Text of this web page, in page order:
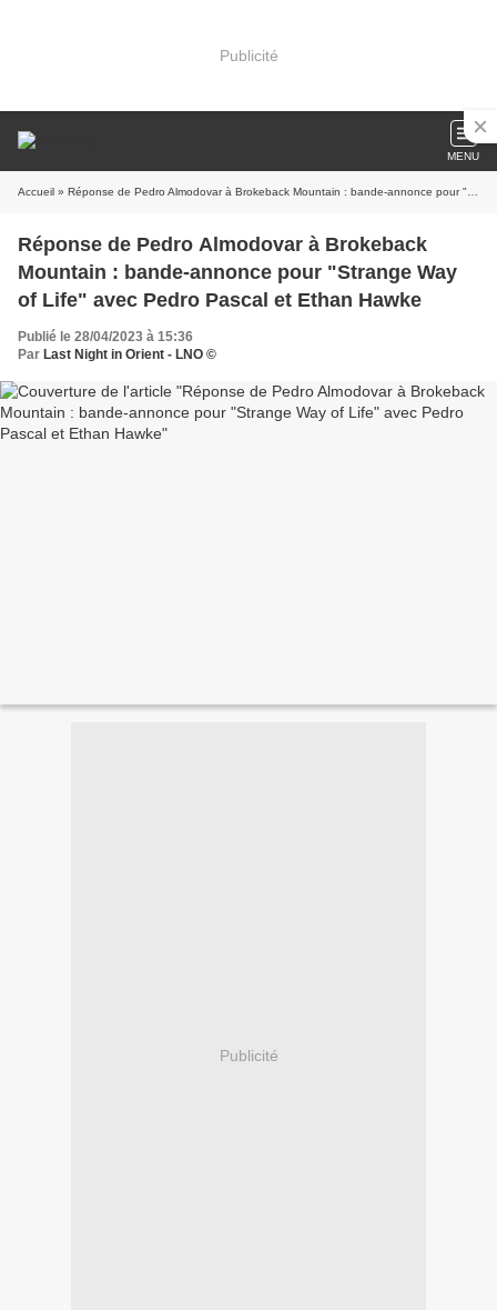
Publicité
MENU
Accueil » Réponse de Pedro Almodovar à Brokeback Mountain : bande-annonce pour "Strange Way of Life" avec Pedro Pascal et Ethan Hawke
Réponse de Pedro Almodovar à Brokeback
Mountain : bande-annonce pour "Strange Way
of Life" avec Pedro Pascal et Ethan Hawke
Publié le 28/04/2023 à 15:36
Par Last Night in Orient - LNO ©
Publicité